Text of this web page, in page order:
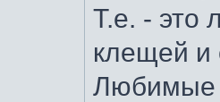
Т.е. - это
клещей и
Любимые